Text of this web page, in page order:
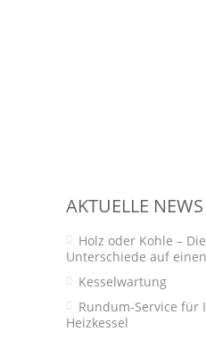
AKTUELLE NEWS
Holz oder Kohle –
Unterschiede auf
Kesselwartung
Rundum-Service für
Heizkessel